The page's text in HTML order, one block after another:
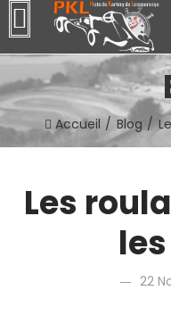
Accueil Blog
Les
22